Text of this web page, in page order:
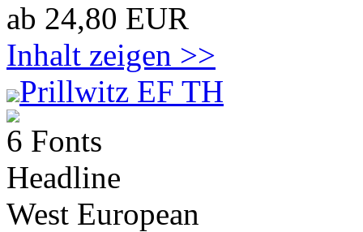
ab 24,80 EUR
Inhalt zeigen >>
Prillwitz EF TH
6 Fonts
Headline
West European